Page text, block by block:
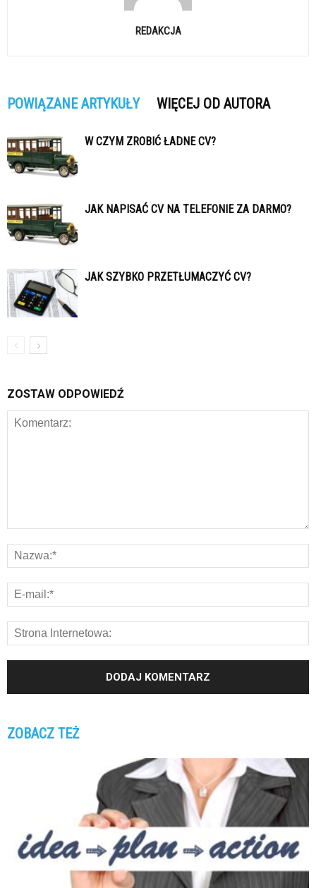
REDAKCJA
POWIĄZANE ARTYKUŁY WIĘCEJ OD AUTORA
W CZYM ZROBIĆ ŁADNE CV?
JAK NAPISAĆ CV NA TELEFONIE ZA DARMO?
JAK SZYBKO PRZETŁUMACZYĆ CV?
ZOSTAW ODPOWIEDŹ
ZOBACZ TEŻ